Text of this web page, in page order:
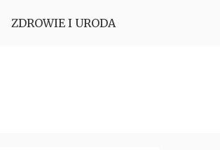
ZDROWIE I URODA